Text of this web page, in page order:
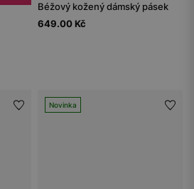
Béžový kožený dámský pásek
649.00 Kč
Novinka